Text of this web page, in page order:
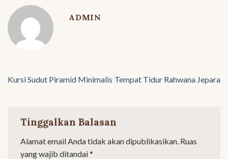
ADMIN
Kursi Sudut Piramid Minimalis Tempat Tidur Rahwana Jepara
Tinggalkan Balasan
Alamat email Anda tidak akan dipublikasikan. Ruas
yang wajib ditandai*